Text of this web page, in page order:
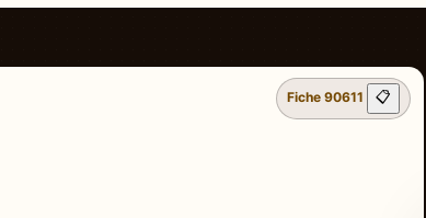
Fiche 90611 📋